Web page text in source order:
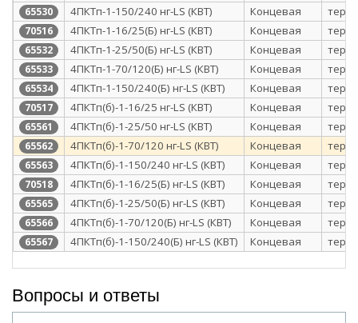
65530 4ПКТп-1-150/240 нг-LS (КВТ) Концевая
70516 4ПКТп-1-16/25(Б) нг-LS (КВТ) Концевая
65532 4ПКТп-1-25/50(Б) нг-LS (КВТ) Концевая
65533 4ПКТп-1-70/120(Б) нг-LS (КВТ) Концевая
65534 4ПКТп-1-150/240(Б) нг-LS (КВТ) Концевая
70517 4ПКТп(б)-1-16/25 нг-LS (КВТ) Концевая
65561 4ПКТп(б)-1-25/50 нг-LS (КВТ) Концевая
65562 4ПКТп(б)-1-70/120 нг-LS (КВТ) Концевая
65563 4ПКТп(б)-1-150/240 нг-LS (КВТ) Концевая
70518 4ПКТп(б)-1-16/25(Б) нг-LS (КВТ) Концевая
65565 4ПКТп(б)-1-25/50(Б) нг-LS (КВТ) Концевая
65566 4ПКТп(б)-1-70/120(Б) нг-LS (КВТ) Концевая
65567 4ПКТп(б)-1-150/240(Б) нг-LS (КВТ) Концевая
Вопросы и ответы